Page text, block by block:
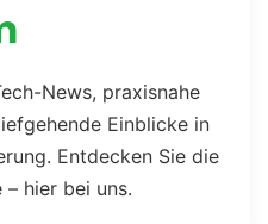
News, praxisnahe
Einblicke in
Entdecken Sie die
hier bei uns.